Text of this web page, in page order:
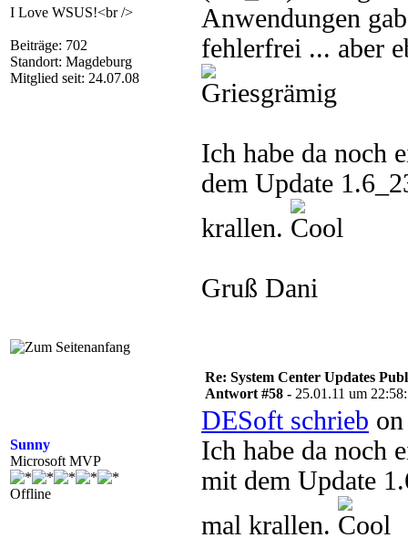
I Love WSUS!<br />
Beiträge: 702
Standort: Magdeburg
Mitglied seit: 24.07.08
Anwendungen
fehlerfrei ... aber
Ich habe da noch
dem Update
krallen.
Gruß Dani
Sunny
Microsoft MVP
Offline
Re: System Center Updates
Antwort #58 - 25.01.11 um
DESoft schrieb
Ich habe da noch
mit dem Update
mal krallen.